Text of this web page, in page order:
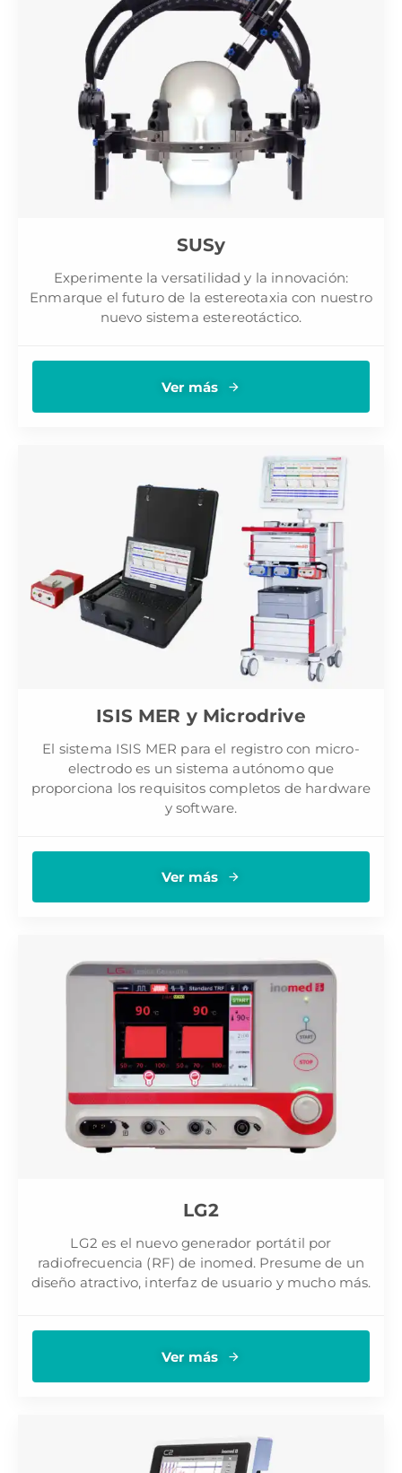
SUSy
Experimente la versatilidad y la innovación:
Enmarque el futuro de la estereotaxia con nuestro
nuevo sistema estereotáctico.
Ver más
ISIS MER y Microdrive
El sistema ISIS MER para el registro con micro-
electrodo es un sistema autónomo que
proporciona los requisitos completos de hardware
y software.
Ver más
LG2
LG2 es el nuevo generador portátil por
radiofrecuencia (RF) de inomed. Presume de un
diseño atractivo, interfaz de usuario y mucho más.
Ver más